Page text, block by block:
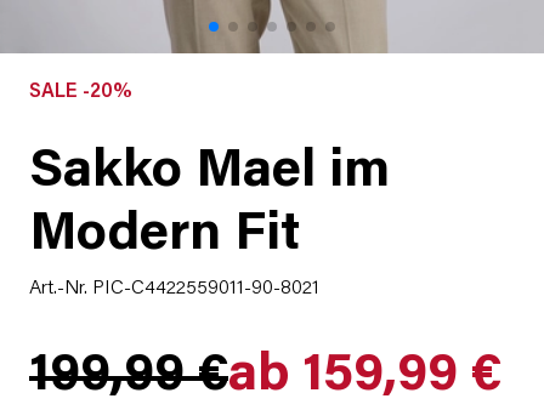
SALE -20%
Sakko Mael im
Modern Fit
Art.-Nr. PIC-C4422559011-90-8021
199,99 €ab 159,99 €